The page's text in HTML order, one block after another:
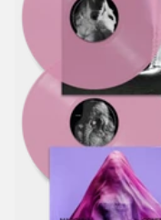
vorheriges